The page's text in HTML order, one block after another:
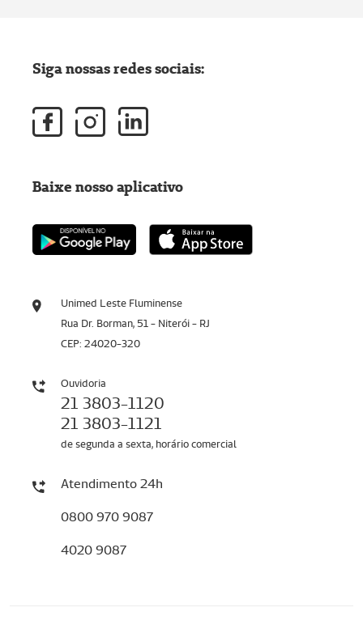
Unimed Leste Fluminense
Rua Dr. Borman, 51 - Niterói - RJ
CEP: 24020-320
Ouvidoria
21 3803-1120
21 3803-1121
de segunda a sexta, horário comercial
Atendimento 24h
0800 970 9087
4020 9087
Siga nossas redes sociais:
Baixe nosso aplicativo